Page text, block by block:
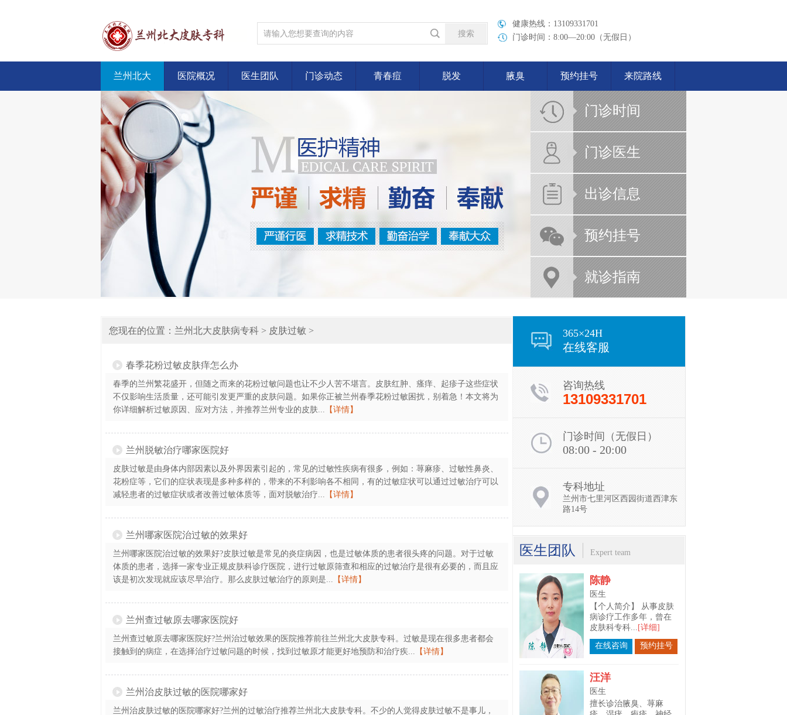
健康热线：13109331701
门诊时间：8:00—20:00（无假日）
兰州北大 医院概况 医生团队 门诊动态 青春痘 脱发 腋臭 预约挂号 来院路线
门诊时间
门诊医生
出诊信息
预约挂号
就诊指南
您现在的位置： 兰州北大皮肤病专科 > 皮肤过敏 >
春季花粉过敏皮肤痒怎么办
春季的兰州繁花盛开，但随之而来的花粉过敏问题也让不少人苦不堪言。皮肤红肿、瘙痒、起疹子这些症状
不仅影响生活质量，还可能引发更严重的皮肤问题。如果你正被兰州春季花粉过敏困扰，别着急！本文将为
你详细解析过敏原因、应对方法，并推荐兰州专业的皮肤... 【详情】
兰州脱敏治疗哪家医院好
皮肤过敏是由身体内部因素以及外界因素引起的，常见的过敏性疾病有很多，例如：荨麻疹、过敏性鼻炎、
花粉症等，它们的症状表现是多种多样的，带来的不利影响各不相同，有的过敏症状可以通过过敏治疗可以
减轻患者的过敏症状或者改善过敏体质等，面对脱敏治疗... 【详情】
兰州哪家医院治过敏的效果好
兰州哪家医院治过敏的效果好?皮肤过敏是常见的炎症病因，也是过敏体质的患者很头疼的问题。对于过敏
体质的患者，选择一家专业正规皮肤科诊疗医院，进行过敏原筛查和相应的过敏治疗是很有必要的，而且应
该是初次发现就应该尽早治疗。那么皮肤过敏治疗的原则是... 【详情】
兰州查过敏原去哪家医院好
兰州查过敏原去哪家医院好?兰州治过敏效果的医院推荐前往兰州北大皮肤专科。过敏是现在很多患者都会
接触到的病症，在选择治疗过敏问题的时候，找到过敏原才能更好地预防和治疗疾... 【详情】
兰州治皮肤过敏的医院哪家好
兰州治皮肤过敏的医院哪家好?兰州的过敏治疗推荐兰州北大皮肤专科。不少的人觉得皮肤过敏不是事儿，
365×24H
在线客服
咨询热线
13109331701
门诊时间（无假日）
08:00 - 20:00
专科地址
兰州市七里河区西园街道西津东
路14号
医生团队 Expert team
陈静
医生
在线咨询
汪洋
医生
擅长诊治腋臭、荨麻
疹、湿疣、疱疹、神经
性皮炎、扁平疣...[详细]
在线咨询 预约挂号
吴月志
医生
擅长诊治：银屑病、鱼